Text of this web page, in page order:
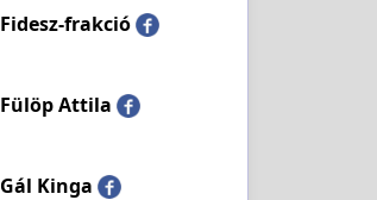
Fidesz-frakció
Fülöp Attila
Gál Kinga